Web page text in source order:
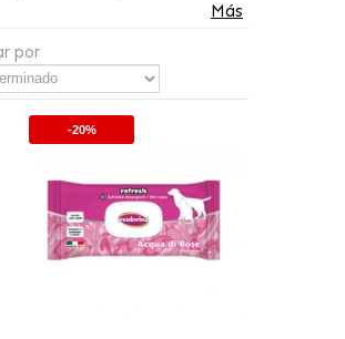
Más
por
-20%